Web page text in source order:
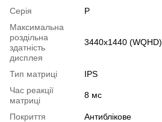
Серія
Р
Максимальна
роздільна
здатність
дисплея
3440x1440 (WQHD)
Тип матриці
IPS
Час реакції
матриці
8 мс
Покриття
Антиблікове